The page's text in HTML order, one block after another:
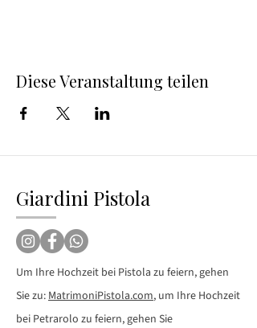
Diese Veranstaltung teilen
Giardini Pistola
Um Ihre Hochzeit bei Pistola zu feiern, gehen
Sie zu:MatrimoniPistola.com, um Ihre Hochzeit
bei Petrarolo zu feiern, gehen Sie